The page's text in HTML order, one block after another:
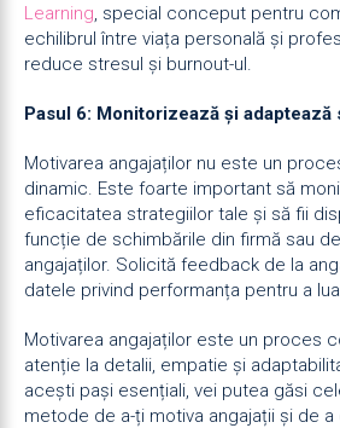
Learning, special conceput pentru
echilibrul între viața personală și
reduce stresul și burnout-ul.
Pasul 6: Monitorizează și adaptează
Motivarea angajaților nu este un
dinamic. Este foarte important să
eficacitatea strategiilor tale și să fii
funcție de schimbările din firmă sau
angajaților. Solicită feedback de la
datele privind performanța pentru a
Motivarea angajaților este un proces
atenție la detalii, empatie și
acești pași esențiali, vei putea găsi
metode de a-ți motiva angajații și de